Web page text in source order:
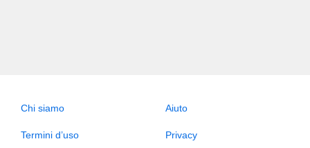
Chi siamo Aiuto
Termini d’uso Privacy